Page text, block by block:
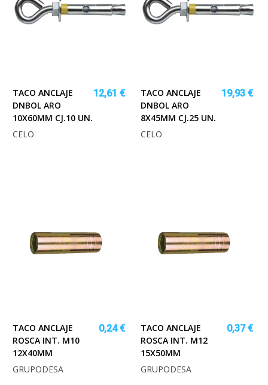
TACO ANCLAJE
DNBOL ARO
10X60MM CJ.10 UN.
12,61 €
CELO
TACO ANCLAJE
DNBOL ARO
8X45MM CJ.25 UN.
19,93 €
CELO
TACO ANCLAJE
ROSCA INT. M10
12X40MM
0,24 €
GRUPODESA
TACO ANCLAJE
ROSCA INT. M12
15X50MM
0,37 €
GRUPODESA